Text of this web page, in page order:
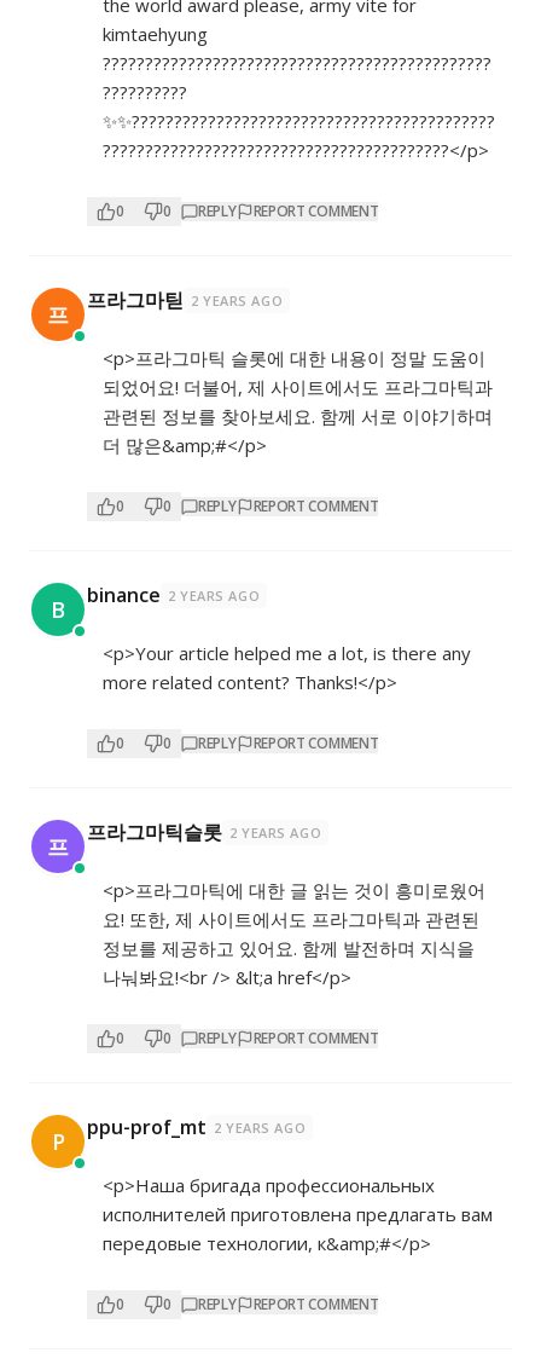
the world award please, army vite for
kimtaehyung
??????????????????????????????????????????????
??????????
✨✨???????????????????????????????????????????
?????????????????????????????????????????</p>
0 0 REPLY REPORT COMMENT
프 프라그마틷 2 YEARS AGO
<p>프라그마틱 슬롯에 대한 내용이 정말 도움이
되었어요! 더불어, 제 사이트에서도 프라그마틱과
관련된 정보를 찾아보세요. 함께 서로 이야기하며
더 많은&amp;#</p>
0 0 REPLY REPORT COMMENT
B binance 2 YEARS AGO
<p>Your article helped me a lot, is there any
more related content? Thanks!</p>
0 0 REPLY REPORT COMMENT
프 프라그마틱슬롯 2 YEARS AGO
<p>프라그마틱에 대한 글 읽는 것이 흥미로웠어
요! 또한, 제 사이트에서도 프라그마틱과 관련된
정보를 제공하고 있어요. 함께 발전하며 지식을
나눠봐요!<br /> &lt;a href</p>
0 0 REPLY REPORT COMMENT
P ppu-prof_mt 2 YEARS AGO
<p>Наша бригада профессиональных
исполнителей приготовлена предлагать вам
передовые технологии, к&amp;#</p>
0 0 REPLY REPORT COMMENT